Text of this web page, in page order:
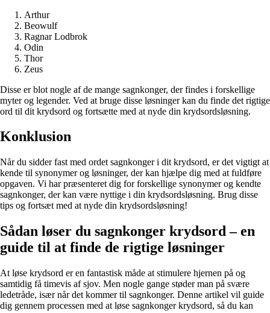
Arthur
Beowulf
Ragnar Lodbrok
Odin
Thor
Zeus
Disse er blot nogle af de mange sagnkonger, der findes i forskellige
myter og legender. Ved at bruge disse løsninger kan du finde det rigtige
ord til dit krydsord og fortsætte med at nyde din krydsordsløsning.
Konklusion
Når du sidder fast med ordet sagnkonger i dit krydsord, er det vigtigt at
kende til synonymer og løsninger, der kan hjælpe dig med at fuldføre
opgaven. Vi har præsenteret dig for forskellige synonymer og kendte
sagnkonger, der kan være nyttige i din krydsordsløsning. Brug disse
tips og fortsæt med at nyde din krydsordsløsning!
Sådan løser du sagnkonger krydsord – en
guide til at finde de rigtige løsninger
At løse krydsord er en fantastisk måde at stimulere hjernen på og
samtidig få timevis af sjov. Men nogle gange støder man på svære
ledetråde, især når det kommer til sagnkonger. Denne artikel vil guide
dig gennem processen med at løse sagnkonger krydsord, så du kan